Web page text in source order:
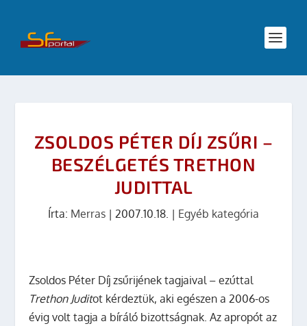
ZSOLDOS PÉTER DÍJ ZSŰRI –
BESZÉLGETÉS TRETHON
JUDITTAL
Írta: Merras | 2007.10.18. | Egyéb kategória
Zsoldos Péter Díj zsűrijének tagjaival – ezúttal
Trethon Juditot kérdeztük, aki egészen a 2006-os
évig volt tagja a bíráló bizottságnak. Az apropót az